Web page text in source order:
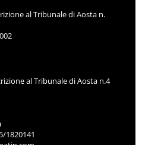
al Tribunale di Aosta n.
al Tribunale di Aosta n.4
1820141